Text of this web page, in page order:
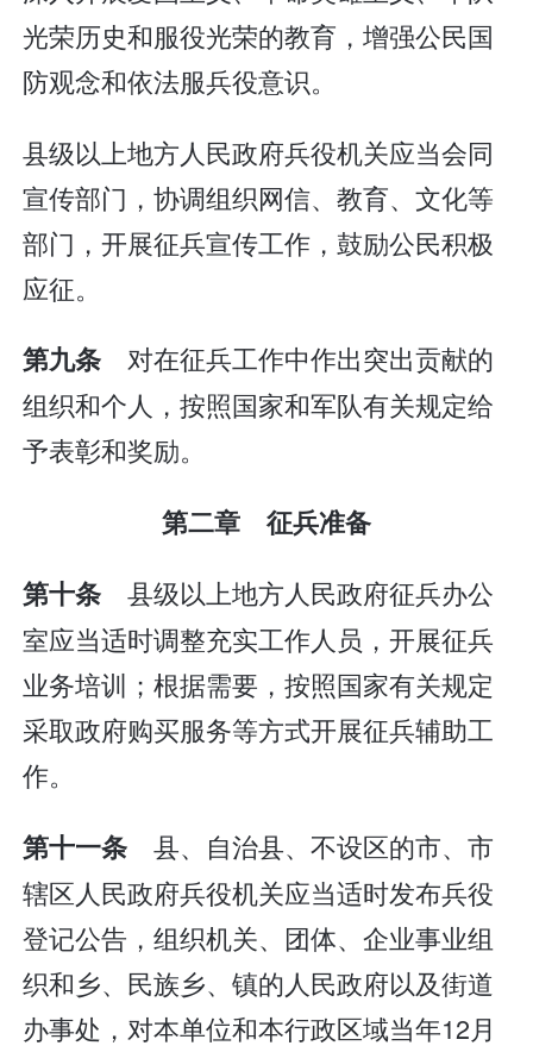
光荣历史和服役光荣的教育，增强公民国
防观念和依法服兵役意识。
县级以上地方人民政府兵役机关应当会同
宣传部门，协调组织网信、教育、文化等
部门，开展征兵宣传工作，鼓励公民积极
应征。
第九条 对在征兵工作中作出突出贡献的
组织和个人，按照国家和军队有关规定给
予表彰和奖励。
第二章 征兵准备
第十条 县级以上地方人民政府征兵办公
室应当适时调整充实工作人员，开展征兵
业务培训；根据需要，按照国家有关规定
采取政府购买服务等方式开展征兵辅助工
作。
第十一条 县、自治县、不设区的市、市
辖区人民政府兵役机关应当适时发布兵役
登记公告，组织机关、团体、企业事业组
织和乡、民族乡、镇的人民政府以及街道
办事处，对本单位和本行政区域当年12月